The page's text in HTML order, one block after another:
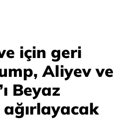
için geri
Aliyev ve
Beyaz
ağırlayacak